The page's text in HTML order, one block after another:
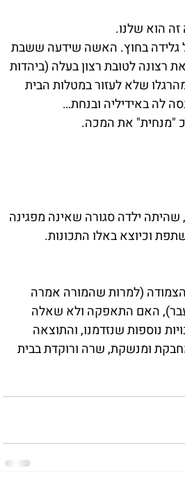
הוא שלנו.
לאכול גלידה בחוץ. האשה שידעה ששבת
את רצונה לטובת רצון בעלה (ביהדות
שלא לעזור במטלות הבית
לה באידיליה ובנחת…
"מנחית" את המכה.
ילדה סגורה שאינה מפגינה
וכיוצא באלו התכונות.
(למרות שהמורה אמרה
האם התאפקה ולא שאלה
נוספות שנזדמנו, והתוצאה
ומנשקת, שרה ורוקדת בבית